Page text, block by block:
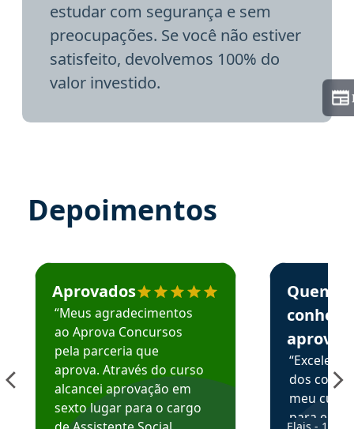
estudar com segurança e sem
preocupações. Se você não estiver
satisfeito, devolvemos 100% do
valor investido.
Depoimentos
Estudante José recomenda o Aprova Concursos em
Aprovados
“Meus agradecimentos
ao Aprova Concursos
pela parceria que
aprova. Através do curso
alcancei aprovação em
sexto lugar para o cargo
Estudante
Quem
aprova
dos
meu
para